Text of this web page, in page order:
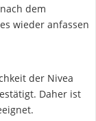
dem
wieder anfassen
der Nivea
Daher ist